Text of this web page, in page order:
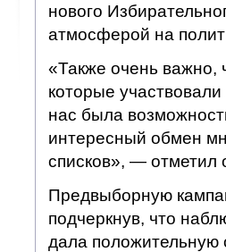
нового
атмосферой на
«Также очень важно,
которые
нас была
интересный обмен
списков», — отметил
Предвыборную
подчеркнув, что
дала положительную